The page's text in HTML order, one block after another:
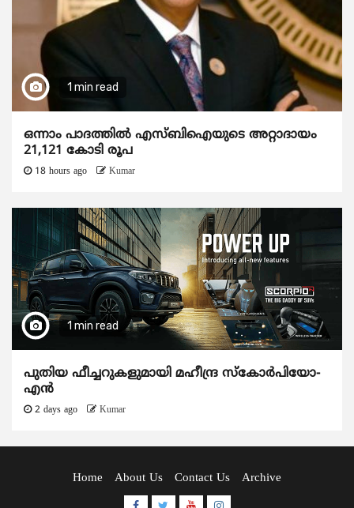
1 min read
ഒന്നാം പാദത്തിൽ എസ്ബിഐയുടെ അറ്റാദായം
21,121 കോടി രൂപ
18 hours ago Kumar
1 min read
പുതിയ ഫീച്ചറുകളുമായി മഹീന്ദ്ര സ്കോർപിയോ-
എൻ
2 days ago Kumar
Home About Us Contact Us Archive